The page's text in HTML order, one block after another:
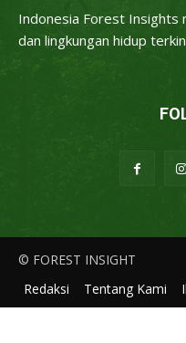
Indonesia Forest Insights
dan lingkungan hidup
© FOREST INSIGHT
Redaksi
Tentang Kami